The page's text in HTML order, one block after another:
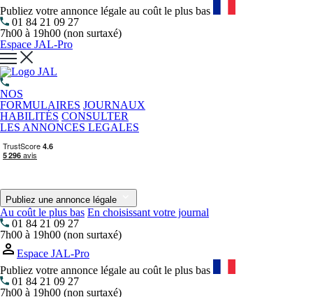
Publiez votre annonce légale au coût le plus bas
01 84 21 09 27
7h00 à 19h00 (non surtaxé)
Espace JAL-Pro
NOS
FORMULAIRES JOURNAUX
HABILITÉS CONSULTER
LES ANNONCES LEGALES
Publiez une annonce légale
Au coût le plus bas En choisissant votre journal
01 84 21 09 27
7h00 à 19h00 (non surtaxé)
Espace JAL-Pro
Publiez votre annonce légale au coût le plus bas
01 84 21 09 27
7h00 à 19h00 (non surtaxé)